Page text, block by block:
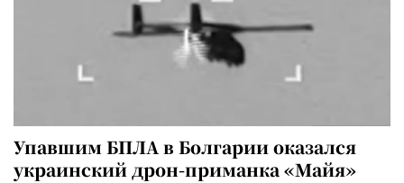
Упавшим БПЛА в Болгарии оказался
украинский дрон-приманка «Майя»